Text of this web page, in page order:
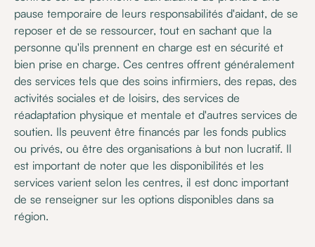
pause temporaire de leurs responsabilités d'aidant, de se
reposer et de se ressourcer, tout en sachant que la
personne qu'ils prennent en charge est en sécurité et
bien prise en charge. Ces centres offrent généralement
des services tels que des soins infirmiers, des repas, des
activités sociales et de loisirs, des services de
réadaptation physique et mentale et d'autres services de
soutien. Ils peuvent être financés par les fonds publics
ou privés, ou être des organisations à but non lucratif. Il
est important de noter que les disponibilités et les
services varient selon les centres, il est donc important
de se renseigner sur les options disponibles dans sa
région.